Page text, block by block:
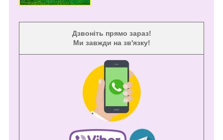
Дзвоніть прямо зараз!
Ми завжди на зв'язку!